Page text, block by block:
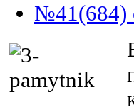
№41(684)